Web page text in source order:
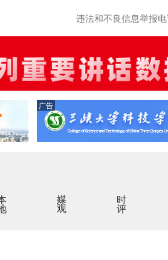
违法和不良信息举报
广告
媒观 时评